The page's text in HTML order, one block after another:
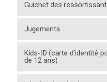
Guichet des
Jugements
Kids-ID (carte d’identité
de 12 ans)